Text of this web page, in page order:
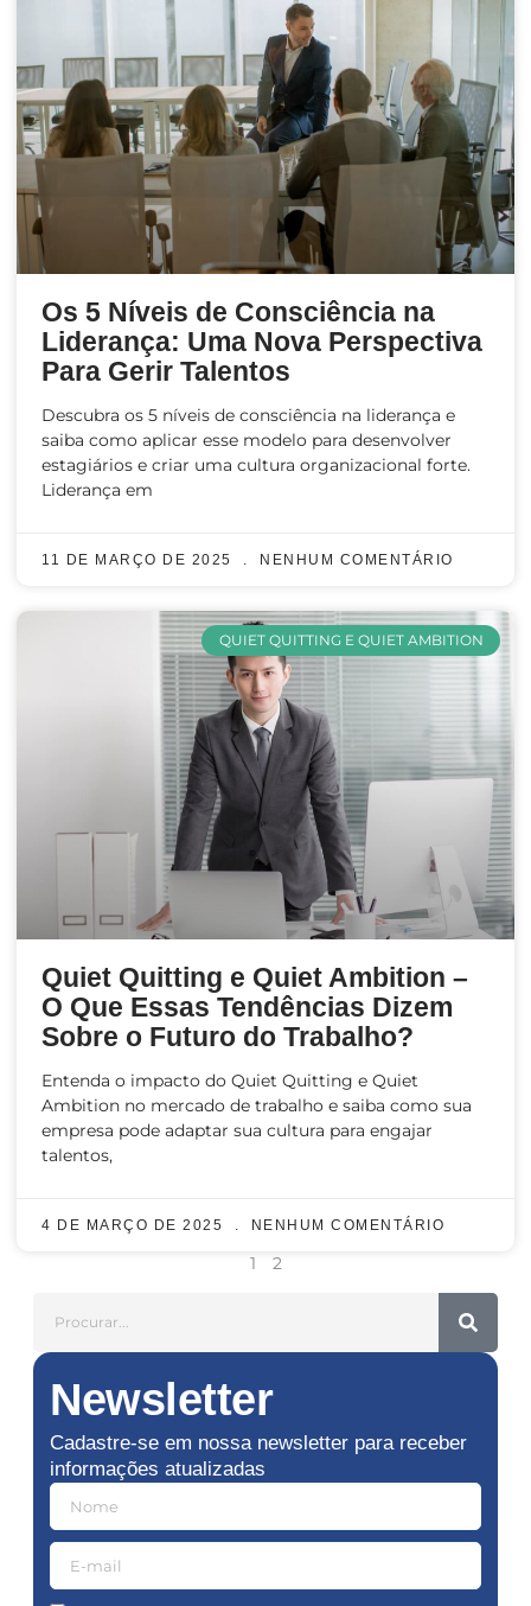
Os 5 Níveis de Consciência na
Liderança: Uma Nova Perspectiva
Para Gerir Talentos
Descubra os 5 níveis de consciência na liderança e
saiba como aplicar esse modelo para desenvolver
estagiários e criar uma cultura organizacional forte.
Liderança em
11 DE MARÇO DE 2025 NENHUM COMENTÁRIO
QUIET QUITTING E QUIET AMBITION
Quiet Quitting e Quiet Ambition –
O Que Essas Tendências Dizem
Sobre o Futuro do Trabalho?
Entenda o impacto do Quiet Quitting e Quiet
Ambition no mercado de trabalho e saiba como sua
empresa pode adaptar sua cultura para engajar
talentos,
4 DE MARÇO DE 2025 NENHUM COMENTÁRIO
1 2
Newsletter
Cadastre-se em nossa newsletter para receber
informações atualizadas